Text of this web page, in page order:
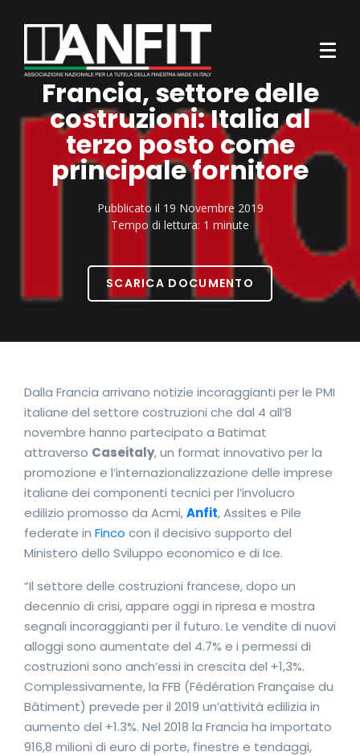
Francia, settore delle
costruzioni: Italia al
terzo posto come
principale fornitore
Pubblicato il 19 Novembre 2019
Tempo di lettura: 1 minute
SCARICA DOCUMENTO
Dalla Francia arrivano notizie incoraggianti per le PMI
italiane del settore costruzioni che dal 4 all’8
novembre hanno partecipato a Batimat
attraverso Caseitaly, un format innovativo per la
promozione e l’internazionalizzazione delle imprese
italiane dei componenti tecnici per l’involucro
edilizio promosso da Acmi,Anfit, Assites e Pile
federate in Finco con il decisivo supporto del
Ministero dello Sviluppo economico e di Ice.
“Il settore delle costruzioni francese, dopo un
decennio di crisi, appare oggi in ripresa e mostra
segnali incoraggianti per il futuro. Le vendite di nuovi
alloggi sono aumentate del 4.7% e i permessi di
costruzioni sono anch’essi in crescita del +1,3%.
Complessivamente, la FFB (Fédération Française du
Bâtiment) prevede per il 2019 un’attività edilizia in
aumento del +1.3%. Nel 2018 la Francia ha importato
916,8 milioni di euro di porte, finestre e tendaggi,